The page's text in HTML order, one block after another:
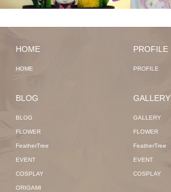
HOME
HOME
PROFILE
PROFILE
BLOG
BLOG
FLOWER
FeatherTree
EVENT
COSPLAY
ORIGAMI
GALLERY
GALLERY
FLOWER
FeatherTree
EVENT
COSPLAY